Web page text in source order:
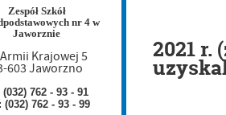
Zespół Szkół
nr 4 w
Jaworznie
Krajowej 5
603 Jaworzno
762 - 93 - 91
(032) 762 - 93 - 99
2021 r.